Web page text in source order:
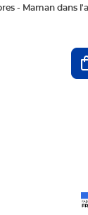
- Maman dans